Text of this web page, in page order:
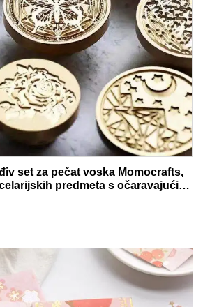
set za pečat voska Momocrafts,
predmeta s očaravajućim